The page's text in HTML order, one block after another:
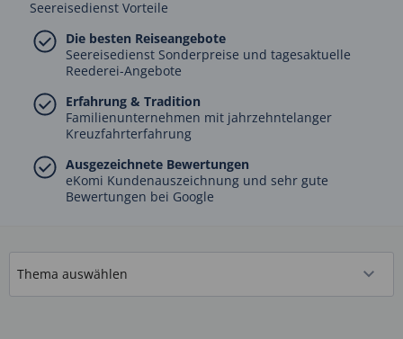
Seereisedienst Vorteile
Die besten Reiseangebote
Seereisedienst Sonderpreise und tagesaktuelle
Reederei-Angebote
Erfahrung & Tradition
Familienunternehmen mit jahrzehntelanger
Kreuzfahrterfahrung
Ausgezeichnete Bewertungen
eKomi Kundenauszeichnung und sehr gute
Bewertungen bei Google